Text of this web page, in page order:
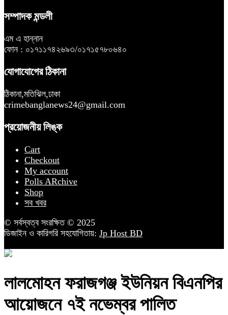
সম্পাদক মন্ডলী
এম এ হান্নান
ফোন : ০১৭১১৭৪২৬৯৩/০১৭১৫৭৮০৬৪০
যোগাযোগের ঠিকানা
ঠিকানা,মতিঝিল,ঢাকা
crimebanglanews24@gmail.com
প্রয়োজনীয় লিঙ্ক
Cart
Checkout
My account
Polls ARchive
Shop
সব খবর
© সর্বস্বত্ব সংরক্ষিত © 2025
ডিজাইন ও কারিগরি সহযোগিতায়: Jp Host BD
লালমোহন ফরাজগঞ্জ ইউনিয়ন বিএনপির
আয়োজনে ৭ই নভেম্বর পালিত